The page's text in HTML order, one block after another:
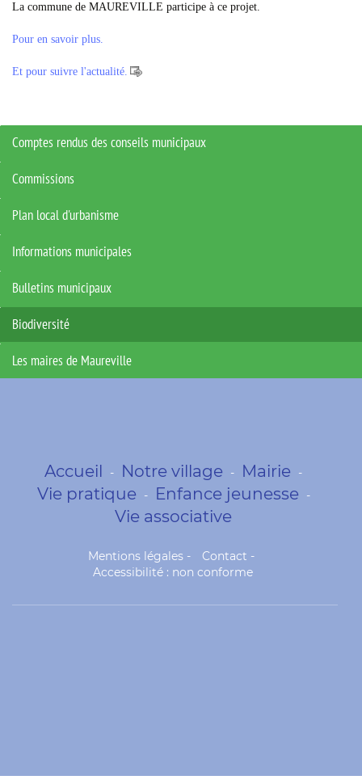
La commune de MAUREVILLE participe à ce projet.
Pour en savoir plus.
Et pour suivre l'actualité.
Comptes rendus des conseils municipaux
Commissions
Plan local d'urbanisme
Informations municipales
Bulletins municipaux
Biodiversité
Les maires de Maureville
Accueil - Notre village - Mairie -
Vie pratique - Enfance jeunesse -
Vie associative
Mentions légales - Contact -
Accessibilité : non conforme